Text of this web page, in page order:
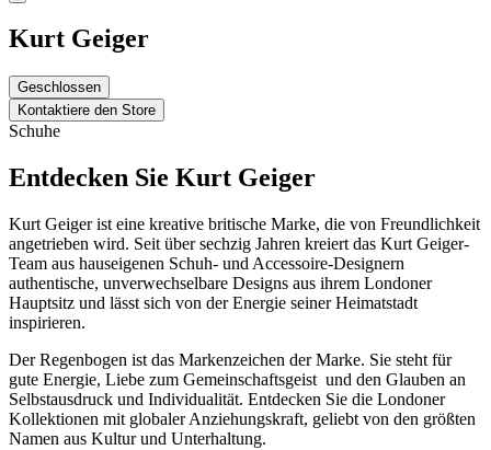
Kurt Geiger
Geschlossen
Kontaktiere den Store
Schuhe
Entdecken Sie Kurt Geiger
Kurt Geiger ist eine kreative britische Marke, die von Freundlichkeit
angetrieben wird. Seit über sechzig Jahren kreiert das Kurt Geiger-
Team aus hauseigenen Schuh- und Accessoire-Designern
authentische, unverwechselbare Designs aus ihrem Londoner
Hauptsitz und lässt sich von der Energie seiner Heimatstadt
inspirieren.
Der Regenbogen ist das Markenzeichen der Marke. Sie steht für
gute Energie, Liebe zum Gemeinschaftsgeist und den Glauben an
Selbstausdruck und Individualität. Entdecken Sie die Londoner
Kollektionen mit globaler Anziehungskraft, geliebt von den größten
Namen aus Kultur und Unterhaltung.